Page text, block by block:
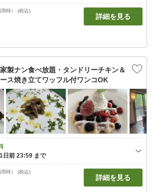
時） (税込)
詳細を見る
製ナン食べ放題・タンドリーチキン＆
ス焼き立てワッフル付ワンコOK
時） (税込)
詳細を見る